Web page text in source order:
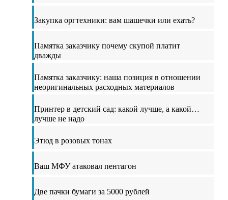
Закупка оргтехники: вам шашечки или ехать?
Памятка заказчику почему скупой платит
дважды
Памятка заказчику: наша позиция в отношении
неоригинальных расходных материалов
Принтер в детский сад: какой лучше, а какой…
лучше не надо
Этюд в розовых тонах
Ваш МФУ атаковал пентагон
Две пачки бумаги за 5000 рублей